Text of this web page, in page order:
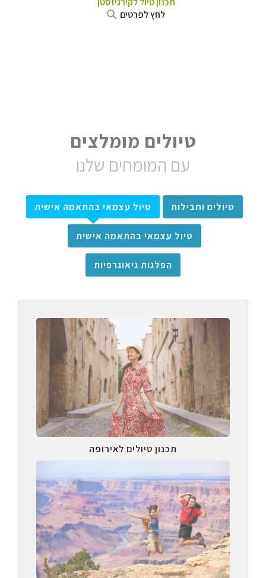
לחץ לפרטים
טיולים מומלצים
עם המומחים שלנו
טיולים וחבילות טיול עצמאי בהתאמה אישית
טיול עצמאי בהתאמה אישית
הפלגות גיאוגרפיות
תכנון טיולים לאירופה